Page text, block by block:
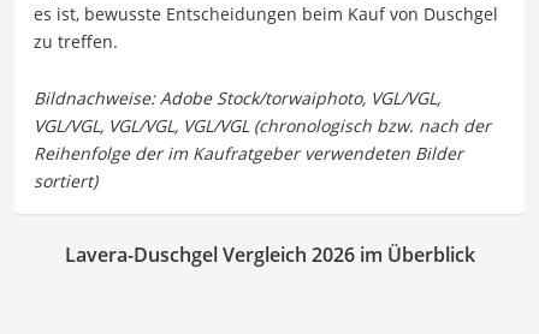
es ist, bewusste Entscheidungen beim Kauf von Duschgel
zu treffen.
Lavera-Duschgel Vergleich 2026 im Überblick